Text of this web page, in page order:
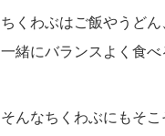
ちくわぶはご飯やうど
一緒にバランスよく食べ
そんなちくわぶにもそ